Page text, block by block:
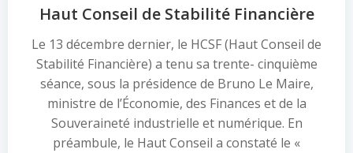
Haut Conseil de Stabilité Financière
Le 13 décembre dernier, le HCSF (Haut Conseil de
Stabilité Financière) a tenu sa trente- cinquième
séance, sous la présidence de Bruno Le Maire,
ministre de l’Économie, des Finances et de la
Souveraineté industrielle et numérique. En
préambule, le Haut Conseil a constaté le «